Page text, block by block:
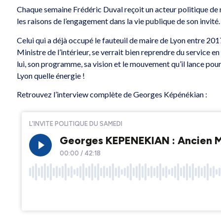
Chaque semaine Frédéric Duval reçoit un acteur politique
les raisons de l’engagement dans la vie publique de son invité.
Celui qui a déjà occupé le fauteuil de maire de Lyon entre
Ministre de l’intérieur, se verrait bien reprendre du service
lui, son programme, sa vision et le mouvement qu’il lance
Lyon quelle énergie !
Retrouvez l’interview complète de Georges Képénékian :